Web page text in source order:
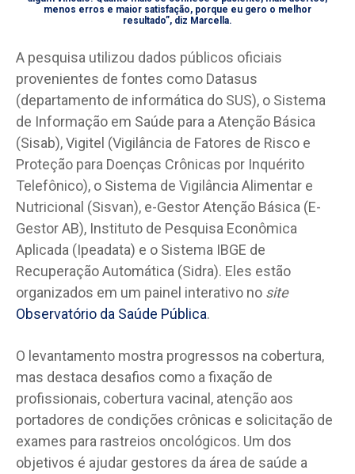
menos erros e maior satisfação, porque eu gero o melhor
resultado”, diz Marcella.
A pesquisa utilizou dados públicos oficiais
provenientes de fontes como Datasus
(departamento de informática do SUS), o Sistema
de Informação em Saúde para a Atenção Básica
(Sisab), Vigitel (Vigilância de Fatores de Risco e
Proteção para Doenças Crônicas por Inquérito
Telefônico), o Sistema de Vigilância Alimentar e
Nutricional (Sisvan), e-Gestor Atenção Básica (E-
Gestor AB), Instituto de Pesquisa Econômica
Aplicada (Ipeadata) e o Sistema IBGE de
Recuperação Automática (Sidra). Eles estão
organizados em um painel interativo no site
Observatório da Saúde Pública.
O levantamento mostra progressos na cobertura,
mas destaca desafios como a fixação de
profissionais, cobertura vacinal, atenção aos
portadores de condições crônicas e solicitação de
exames para rastreios oncológicos. Um dos
objetivos é ajudar gestores da área de saúde a